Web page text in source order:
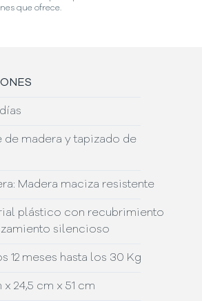
que ofrece.
de madera y tapizado de
Madera maciza resistente
plástico con recubrimiento
silencioso
12 meses hasta los 30 Kg
x 24,5 cm x 51 cm